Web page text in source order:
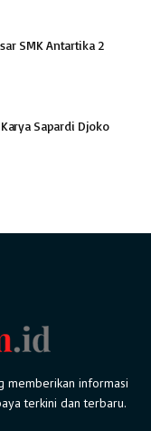
SMK Antartika 2
Sapardi Djoko
memberikan informasi
terkini dan terbaru.